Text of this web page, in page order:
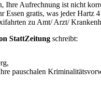
Ihre Aufrechnung ist nicht
Essen gratis, was jeder
zu Amt/ Arzt/
StattZeitung schreibt:
pauschalen